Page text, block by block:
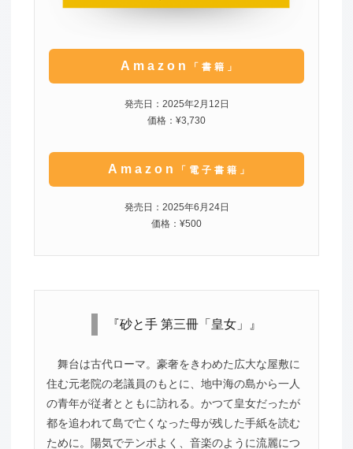
Amazon 「書籍」
発売日：2025年2月12日
価格：¥3,730
Amazon 「電子書籍」
発売日：2025年6月24日
価格：¥500
『砂と手 第三冊「皇女」』
舞台は古代ローマ。豪奢をきわめた広大な屋敷に
住む元老院の老議員のもとに、地中海の島から一人
の青年が従者とともに訪れる。かつて皇女だったが
都を追われて島で亡くなった母が残した手紙を読む
ために。陽気でテンポよく、音楽のように流麗につ